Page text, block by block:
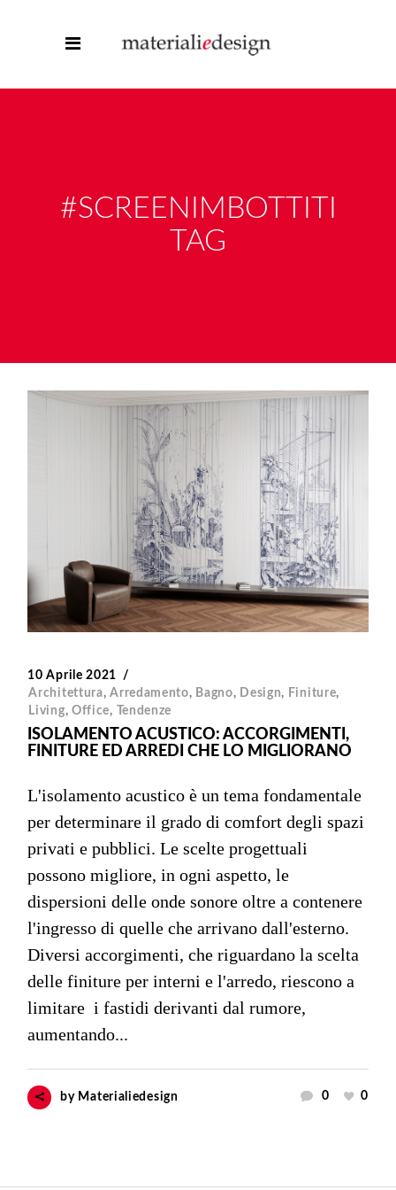
#SCREENIMBOTTITI
TAG
10 Aprile 2021
Architettura,Arredamento, Bagno, Design, Finiture,
Living, Office, Tendenze
ISOLAMENTO ACUSTICO: ACCORGIMENTI,
FINITURE ED ARREDI CHE LO MIGLIORANO
L'isolamento acustico è un tema fondamentale
per determinare il grado di comfort degli spazi
privati e pubblici. Le scelte progettuali
possono migliore, in ogni aspetto, le
dispersioni delle onde sonore oltre a contenere
l'ingresso di quelle che arrivano dall'esterno.
Diversi accorgimenti, che riguardano la scelta
delle finiture per interni e l'arredo, riescono a
limitare i fastidi derivanti dal rumore,
aumentando...
by Materialiedesign 0 0